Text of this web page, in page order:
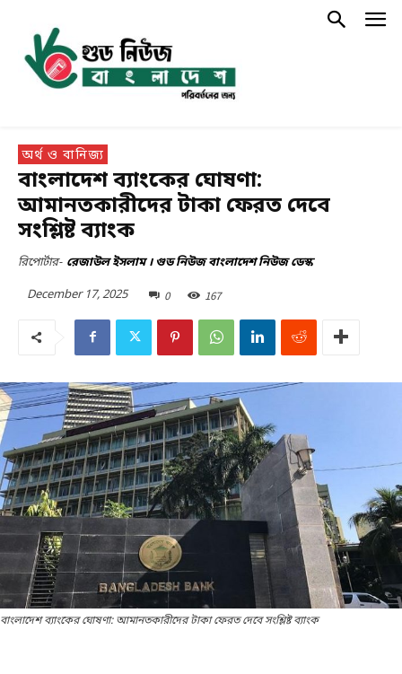
অর্থ ও বানিজ্য
বাংলাদেশ ব্যাংকের ঘোষণা:
আমানতকারীদের টাকা ফেরত দেবে
সংশ্লিষ্ট ব্যাংক
রিপোর্টার- রেজাউল ইসলাম । গুড নিউজ বাংলাদেশ নিউজ ডেস্ক
December 17, 2025 0 167
বাংলাদেশ ব্যাংকের ঘোষণা: আমানতকারীদের টাকা ফেরত দেবে সংশ্লিষ্ট ব্যাংক